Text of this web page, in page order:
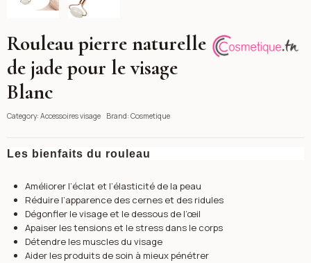
Cosmetique
Rouleau pierre naturelle
de jade pour le visage
Blanc
Category: Accessoires visage Brand: Cosmetique
Les bienfaits du rouleau
Améliorer l’éclat et l’élasticité de la peau
Réduire l’apparence des cernes et des ridules
Dégonfler le visage et le dessous de l’œil
Apaiser les tensions et le stress dans le corps
Détendre les muscles du visage
Aider les produits de soin à mieux pénétrer